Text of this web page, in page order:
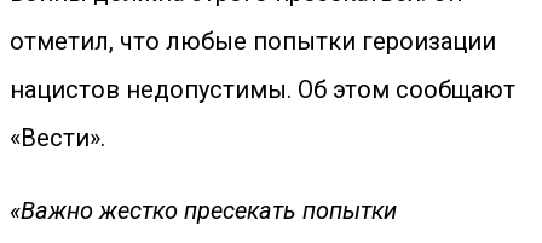
отметил, что любые попытки героизации
нацистов недопустимы. Об этом сообщают
«Вести».
«Важно жестко пресекать попытки